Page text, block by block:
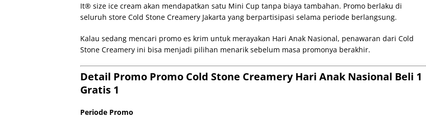
It® size ice cream akan mendapatkan satu Mini Cup tanpa biaya tambahan. Promo berlaku di
seluruh store Cold Stone Creamery Jakarta yang berpartisipasi selama periode berlangsung.
Kalau sedang mencari promo es krim untuk merayakan Hari Anak Nasional, penawaran dari Cold
Stone Creamery ini bisa menjadi pilihan menarik sebelum masa promonya berakhir.
Detail Promo Promo Cold Stone Creamery Hari Anak Nasional Beli 1
Gratis 1
Periode Promo